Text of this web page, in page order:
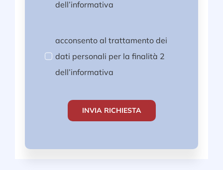
dell’informativa
acconsento al trattamento dei
dati personali per la finalità 2
dell’informativa
INVIA RICHIESTA